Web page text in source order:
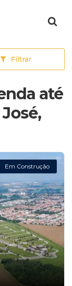
Filtrar
até
Em Construção